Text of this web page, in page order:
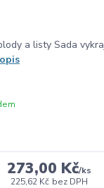
a listy Sada
273,00 Kč/ks
225,62 Kč bez DPH